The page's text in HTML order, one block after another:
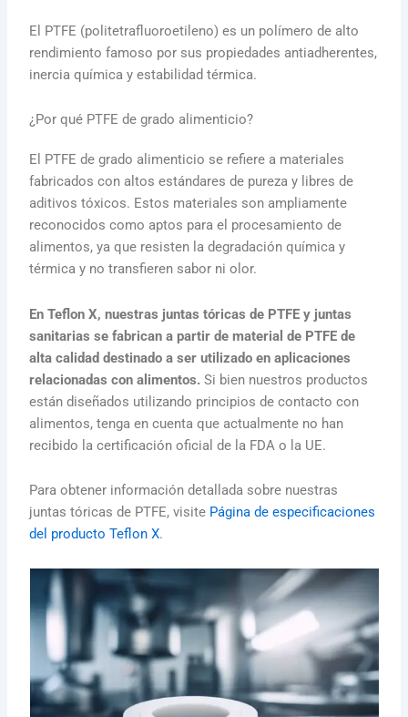
El PTFE (politetrafluoroetileno) es un polímero de alto
rendimiento famoso por sus propiedades antiadherentes,
inercia química y estabilidad térmica.
¿Por qué PTFE de grado alimenticio?
El PTFE de grado alimenticio se refiere a materiales
fabricados con altos estándares de pureza y libres de
aditivos tóxicos. Estos materiales son ampliamente
reconocidos como aptos para el procesamiento de
alimentos, ya que resisten la degradación química y
térmica y no transfieren sabor ni olor.
En Teflon X, nuestras juntas tóricas de PTFE y juntas
sanitarias se fabrican a partir de material de PTFE de
alta calidad destinado a ser utilizado en aplicaciones
relacionadas con alimentos. Si bien nuestros productos
están diseñados utilizando principios de contacto con
alimentos, tenga en cuenta que actualmente no han
recibido la certificación oficial de la FDA o la UE.
Para obtener información detallada sobre nuestras
juntas tóricas de PTFE, visite Página de especificaciones
del producto Teflon X.